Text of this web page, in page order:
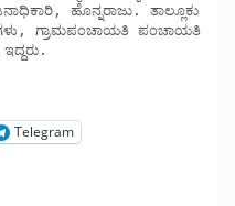
ಹೊನ್ನರಾಜು. ತಾಲ್ಲೂಕು
ಗ್ರಾಮಪಂಚಾಯತಿ ಪಂಚಾಯತಿ
Telegram